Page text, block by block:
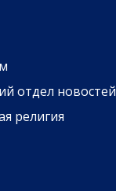
отдел новостей
религия